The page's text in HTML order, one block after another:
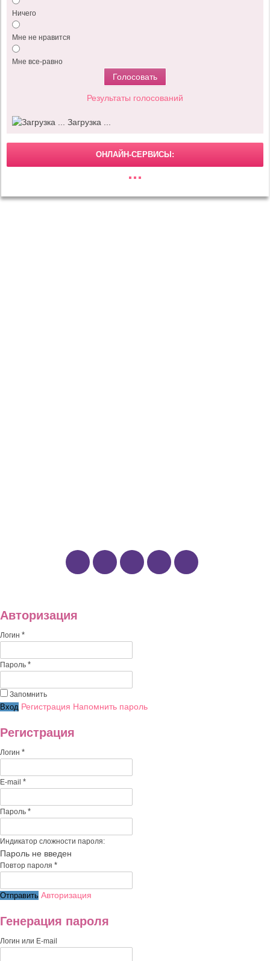
Ничего
Мне не нравится
Мне все-равно
Результаты голосований
Загрузка ...
ОНЛАЙН-СЕРВИСЫ:
Авторизация
Логин *
Пароль *
Запомнить
Регистрация Напомнить пароль
Регистрация
Логин *
E-mail *
Пароль *
Индикатор сложности пароля:
Пароль не введен
Повтор пароля *
Авторизация
Генерация пароля
Логин или E-mail